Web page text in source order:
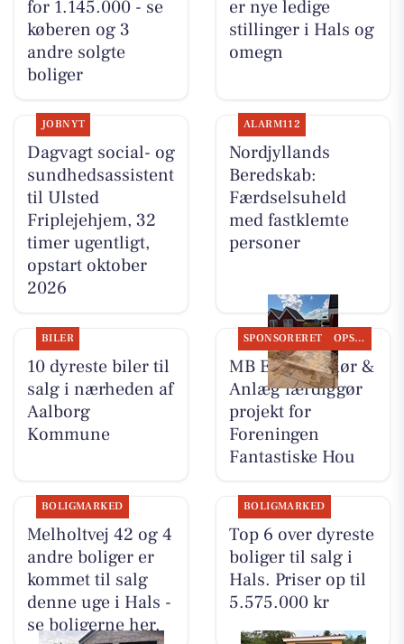
for 1.145.000 - se
køberen og 3
andre solgte
boliger
er nye ledige
stillinger i Hals og
omegn
JOBNYT
Dagvagt social- og
sundhedsassistent
til Ulsted
Friplejehjem, 32
timer ugentligt,
opstart oktober
2026
ALARM112
Nordjyllands
Beredskab:
Færdselsuheld
med fastklemte
personer
BILER
10 dyreste biler til
salg i nærheden af
Aalborg
Kommune
SPONSORERET OPSLAGSTAVLEN
MB Entreprenør &
Anlæg færdiggør
projekt for
Foreningen
Fantastiske Hou
BOLIGMARKED
Melholtvej 42 og 4
andre boliger er
kommet til salg
denne uge i Hals -
se boligerne her.
BOLIGMARKED
Top 6 over dyreste
boliger til salg i
Hals. Priser op til
5.575.000 kr